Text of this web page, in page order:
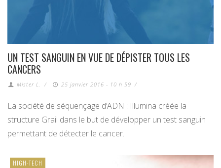
UN TEST SANGUIN EN VUE DE DÉPISTER TOUS LES
CANCERS
Mister L. / 25 janvier 2016 - 10 h 59 /
La société de séquençage d’ADN : Illumina créée la
structure Grail dans le but de développer un test sanguin
permettant de détecter le cancer.
HIGH-TECH